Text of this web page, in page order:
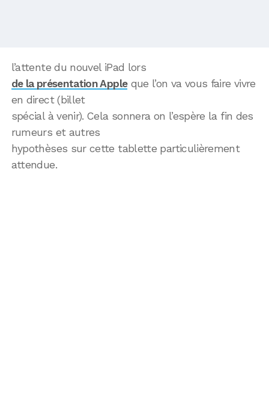
l’attente du nouvel iPad lors
de la présentation Appleque l’on va vous faire vivre
en direct (billet
spécial à venir). Cela sonnera on l’espère la fin des
rumeurs et autres
hypothèses sur cette tablette particulièrement
attendue.